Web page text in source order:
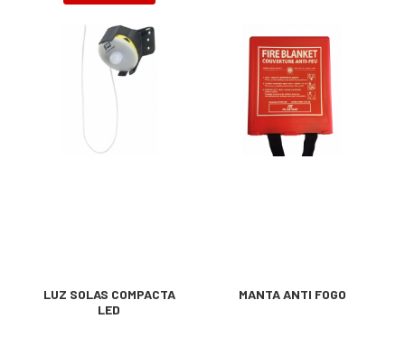
LUZ SOLAS COMPACTA
LED
MANTA ANTI FOGO